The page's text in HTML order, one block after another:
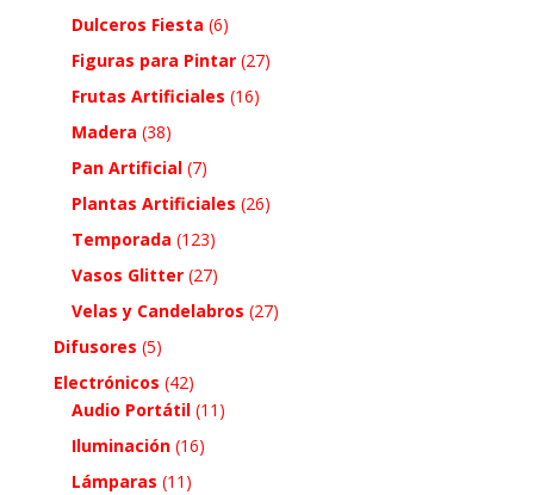
Dulceros Fiesta (6)
Figuras para Pintar (27)
Frutas Artificiales (16)
Madera (38)
Pan Artificial (7)
Plantas Artificiales (26)
Temporada (123)
Vasos Glitter (27)
Velas y Candelabros (27)
Difusores (5)
Electrónicos (42)
Audio Portátil (11)
Iluminación (16)
Lámparas (11)